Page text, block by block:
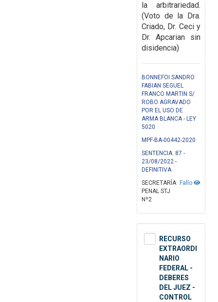
la arbitrariedad.
(Voto de la Dra.
Criado, Dr. Ceci y
Dr. Apcarian sin
disidencia)
BONNEFOI SANDRO
FABIAN SEGUEL
FRANCO MARTIN S/
ROBO AGRAVADO
POR EL USO DE
ARMA BLANCA - LEY
5020
MPF-BA-00442-2020
SENTENCIA: 87 -
23/08/2022 -
DEFINITIVA
Fallo
SECRETARÍA
PENAL STJ
Nº2
RECURSO
EXTRAORDI
NARIO
FEDERAL -
DEBERES
DEL JUEZ -
CONTROL